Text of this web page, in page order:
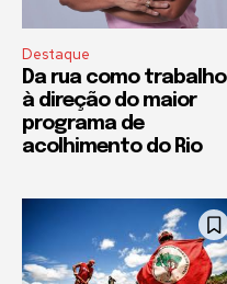
Destaque
Da rua como trabalho
à direção do maior
programa de
acolhimento do Rio